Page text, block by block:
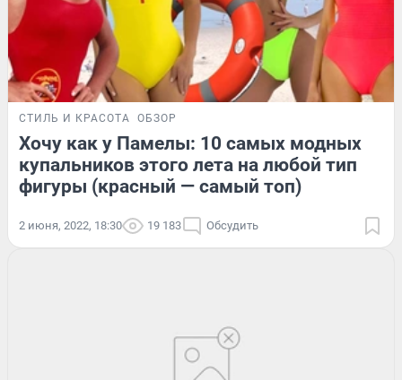
СТИЛЬ И КРАСОТА ОБЗОР
Хочу как у Памелы: 10 самых модных
купальников этого лета на любой тип
фигуры (красный — самый топ)
2 июня, 2022, 18:30 19 183 Обсудить